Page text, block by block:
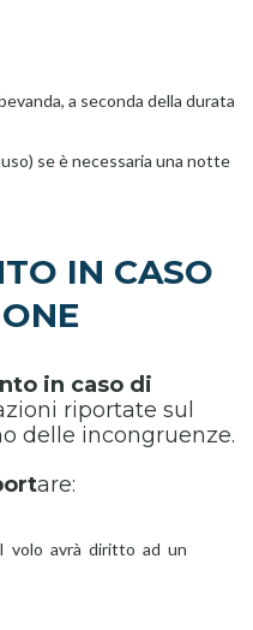
a seconda della durata
se è necessaria una notte
IN CASO
in caso di
riportate sul
delle incongruenze.
are:
volo avrà diritto ad un